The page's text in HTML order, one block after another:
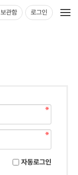
보관함 로그인
자동로그인